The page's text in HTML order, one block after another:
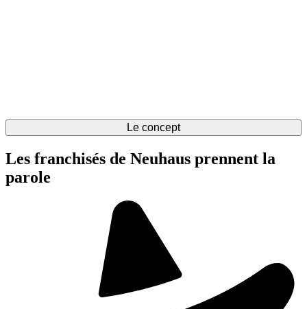
Le concept
Les franchisés de Neuhaus prennent la
parole